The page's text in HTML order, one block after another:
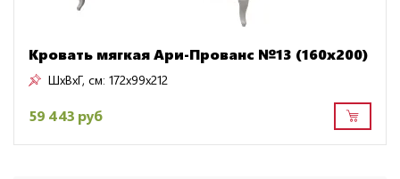
Кровать мягкая Ари-Прованс №13 (160х200)
ШxВxГ, см: 172x99x212
59 443 руб